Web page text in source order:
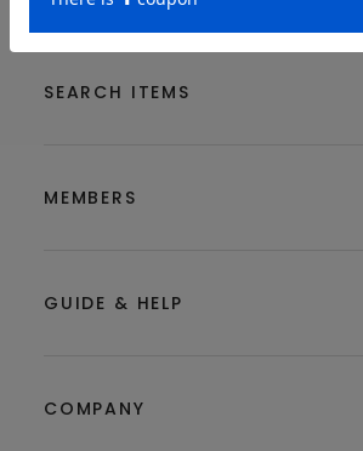
SEARCH ITEMS
MEMBERS
GUIDE & HELP
COMPANY